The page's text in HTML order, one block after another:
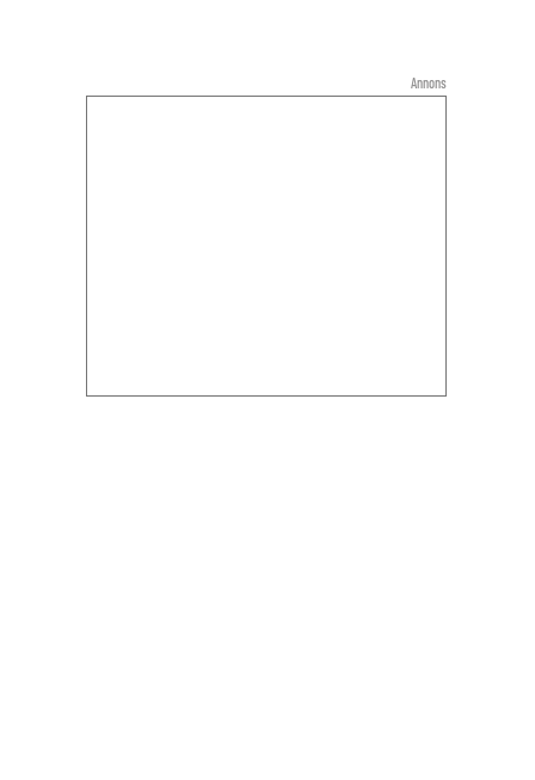
Annons